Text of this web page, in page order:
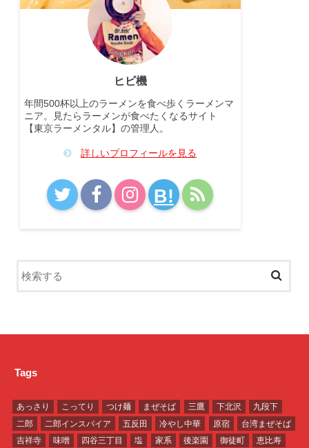
ヒビ機
年間500杯以上のラーメンを食べ歩くラーメンマ
ニア。見たらラーメンが食べたくなるサイト
【東京ラーメンタル】の管理人。
詳しいプロフィールを見る
B!
Tags
あっさり こってり つけ麺 まぜそば 三鷹 下北沢
九段下
二郎
二郎インスパイア 五反田 冷やし中華 原宿
台湾まぜそば
吉祥寺
味噌 四谷三丁目 塩 家系 後楽園 御徒町 恵比寿